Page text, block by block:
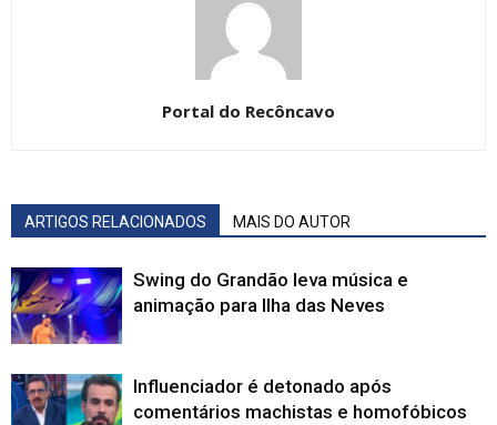
Portal do Recôncavo
ARTIGOS RELACIONADOS MAIS DO AUTOR
Swing do Grandão leva música e
animação para Ilha das Neves
Influenciador é detonado após
comentários machistas e homofóbicos